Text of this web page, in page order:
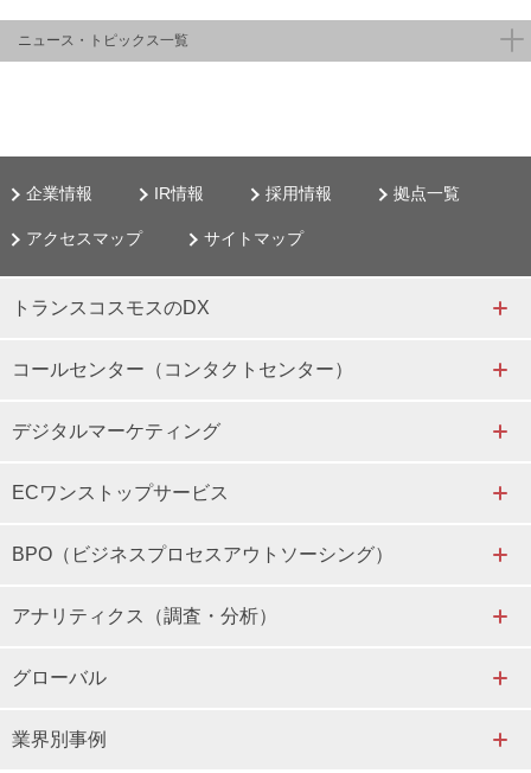
ニュース・トピックス一覧
企業情報 IR情報 採用情報 拠点一覧
アクセスマップ サイトマップ
トランスコスモスのDX
コールセンター（コンタクトセンター）
デジタルマーケティング
ECワンストップサービス
BPO（ビジネスプロセスアウトソーシング）
アナリティクス（調査・分析）
グローバル
業界別事例